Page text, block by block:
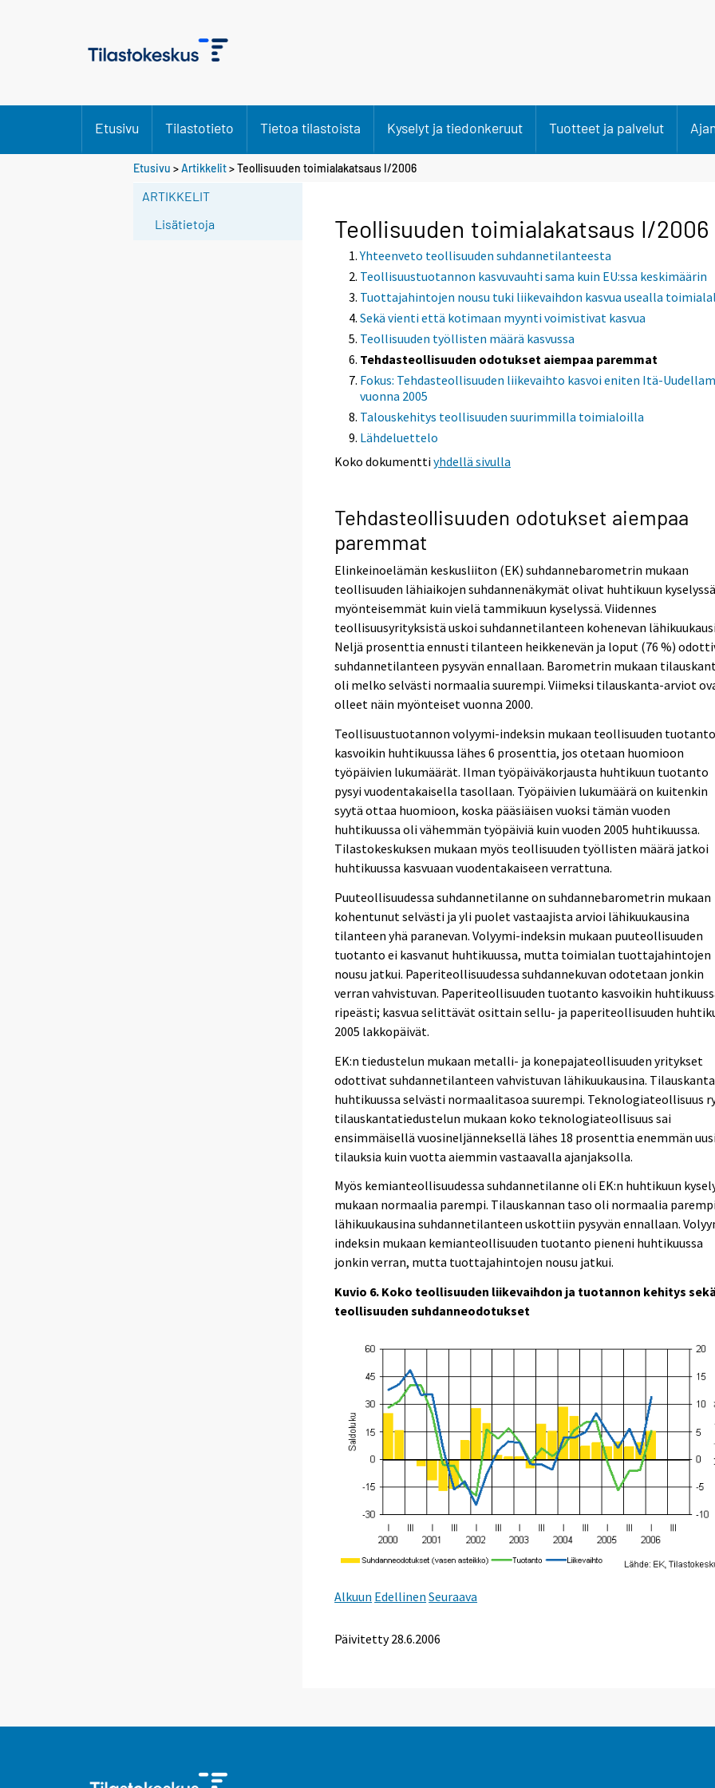
Etusivu Tilastotieto Tietoa tilastoista Kyselyt ja tiedonkeruut Tuotteet ja palvelut
Etusivu >Artikkelit> Teollisuuden toimialakatsaus I/2006
ARTIKKELIT
Lisätietoja
Teollisuuden toimialakatsaus I/2006
Yhteenveto teollisuuden suhdannetilanteesta
Teollisuustuotannon kasvuvauhti sama kuin EU:ssa keskimäärin
Tuottajahintojen nousu tuki liikevaihdon kasvua usealla
Sekä vienti että kotimaan myynti voimistivat kasvua
Teollisuuden työllisten määrä kasvussa
Tehdasteollisuuden odotukset aiempaa paremmat
Fokus: Tehdasteollisuuden liikevaihto kasvoi eniten Itä-
vuonna 2005
Talouskehitys teollisuuden suurimmilla toimialoilla
Lähdeluettelo
Koko dokumenttiyhdellä sivulla
Tehdasteollisuuden odotukset aiempaa
paremmat
Elinkeinoelämän keskusliiton (EK) suhdannebarometrin mukaan
teollisuuden lähiaikojen suhdannenäkymät olivat huhtikuun kyselyssä
myönteisemmät kuin vielä tammikuun kyselyssä. Viidennes
teollisuusyrityksistä uskoi suhdannetilanteen kohenevan
Neljä prosenttia ennusti tilanteen heikkenevän ja loput (76 %)
suhdannetilanteen pysyvän ennallaan. Barometrin mukaan
oli melko selvästi normaalia suurempi. Viimeksi tilauskanta-arviot
olleet näin myönteiset vuonna 2000.
Teollisuustuotannon volyymi-indeksin mukaan teollisuuden tuotanto
kasvoikin huhtikuussa lähes 6 prosenttia, jos otetaan huomioon
työpäivien lukumäärät. Ilman työpäiväkorjausta huhtikuun tuotanto
pysyi vuodentakaisella tasollaan. Työpäivien lukumäärä on kuitenkin
syytä ottaa huomioon, koska pääsiäisen vuoksi tämän vuoden
huhtikuussa oli vähemmän työpäiviä kuin vuoden 2005 huhtikuussa.
Tilastokeskuksen mukaan myös teollisuuden työllisten määrä jatkoi
huhtikuussa kasvuaan vuodentakaiseen verrattuna.
Puuteollisuudessa suhdannetilanne on suhdannebarometrin mukaan
kohentunut selvästi ja yli puolet vastaajista arvioi lähikuukausina
tilanteen yhä paranevan. Volyymi-indeksin mukaan puuteollisuuden
tuotanto ei kasvanut huhtikuussa, mutta toimialan tuottajahintojen
nousu jatkui. Paperiteollisuudessa suhdannekuvan odotetaan jonkin
verran vahvistuvan. Paperiteollisuuden tuotanto kasvoikin
ripeästi; kasvua selittävät osittain sellu- ja paperiteollisuuden
2005 lakkopäivät.
EK:n tiedustelun mukaan metalli- ja konepajateollisuuden yritykset
odottivat suhdannetilanteen vahvistuvan lähikuukausina.
huhtikuussa selvästi normaalitasoa suurempi. Teknologiateollisuus
tilauskantatiedustelun mukaan koko teknologiateollisuus sai
ensimmäisellä vuosineljänneksellä lähes 18 prosenttia enemmän
tilauksia kuin vuotta aiemmin vastaavalla ajanjaksolla.
Myös kemianteollisuudessa suhdannetilanne oli EK:n huhtikuun
mukaan normaalia parempi. Tilauskannan taso oli normaalia
lähikuukausina suhdannetilanteen uskottiin pysyvän ennallaan.
indeksin mukaan kemianteollisuuden tuotanto pieneni huhtikuussa
jonkin verran, mutta tuottajahintojen nousu jatkui.
Kuvio 6. Koko teollisuuden liikevaihdon ja tuotannon kehitys
teollisuuden suhdanneodotukset
Alkuun Edellinen Seuraava
Päivitetty28.6.2006